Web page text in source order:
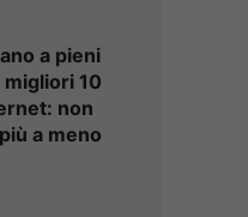
a pieni
10
non
a meno